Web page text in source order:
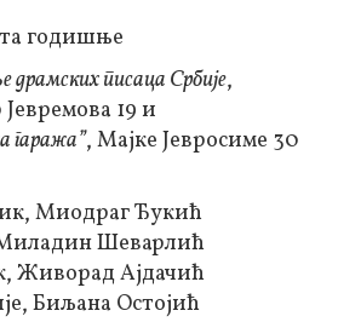
годишње
драмских писаца Србије,
19 и
гаража”, Мајке Јевросиме 30
Миодраг Ђукић
Шеварлић
Живорад Ајдачић
Биљана Остојић